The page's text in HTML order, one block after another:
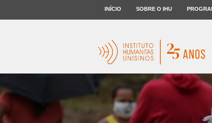
INÍCIO SOBRE O IHU